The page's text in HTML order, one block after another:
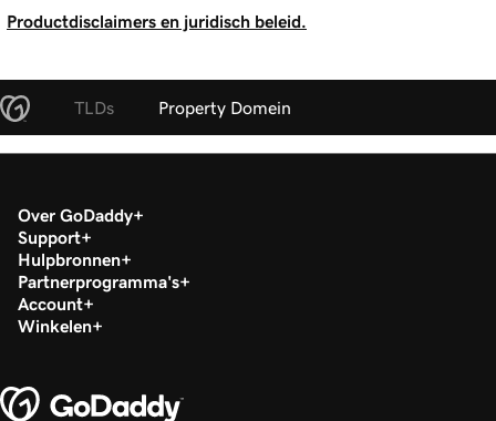
Productdisclaimers en juridisch beleid.
TLDs Property Domein
Over GoDaddy
Support
Hulpbronnen
Partnerprogramma's
Account
Winkelen